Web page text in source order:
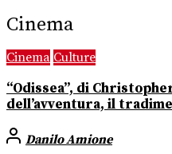
Cinema
Cinema Culture
“Odissea”, di
dell’avventura, il
Danilo Amione